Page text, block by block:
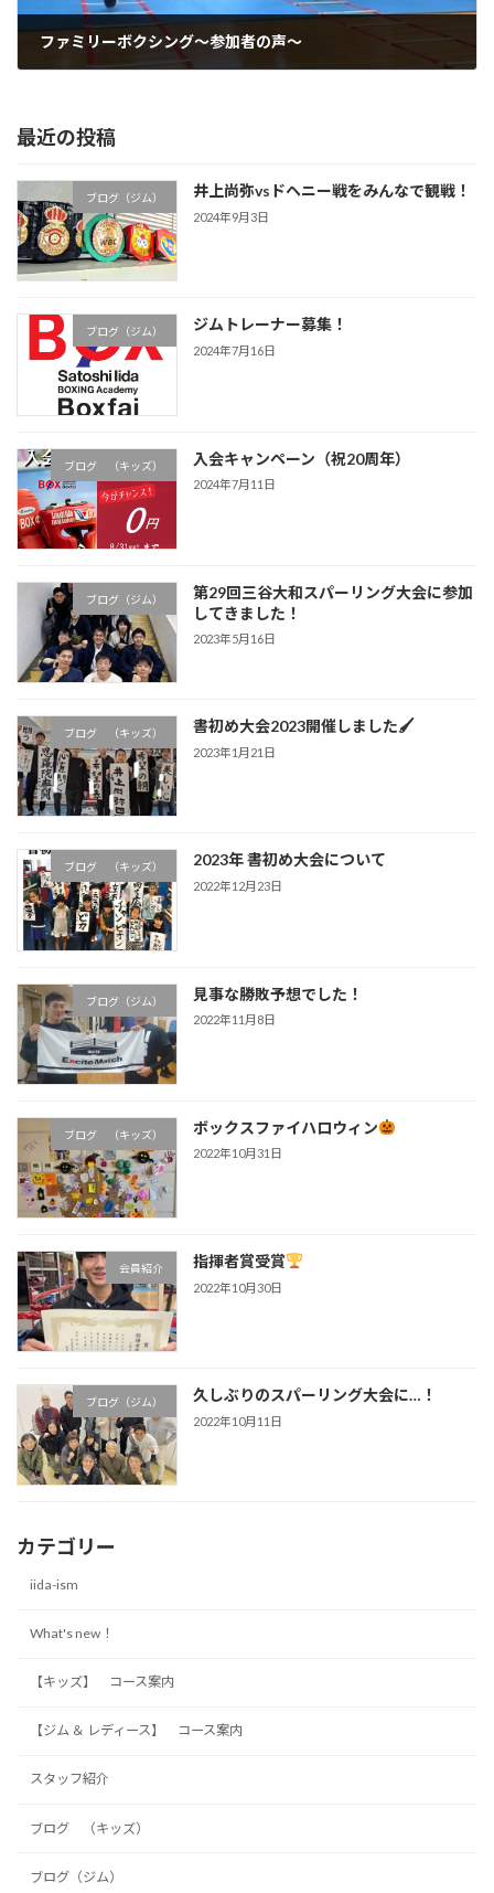
ファミリーボクシング～参加者の声～
最近の投稿
ブログ（ジム） 井上尚弥vsドヘニー戦をみんなで観戦！
2024年9月3日
ブログ（ジム） ジムトレーナー募集！
2024年7月16日
ブログ （キッズ） 入会キャンペーン（祝20周年）
2024年7月11日
ブログ（ジム）
第29回三谷大和スパーリング大会に参加
してきました！
2023年5月16日
ブログ （キッズ） 書初め大会2023開催しました🖌
2023年1月21日
ブログ （キッズ） 2023年 書初め大会について
2022年12月23日
ブログ（ジム） 見事な勝敗予想でした！
2022年11月8日
ブログ （キッズ） ボックスファイハロウィン
2022年10月31日
会員紹介 指揮者賞受賞
2022年10月30日
ブログ（ジム） 久しぶりのスパーリング大会に…！
2022年10月11日
カテゴリー
iida-ism
What's new！
【キッズ】 コース案内
【ジム ＆ レディース】 コース案内
スタッフ紹介
ブログ （キッズ）
ブログ（ジム）